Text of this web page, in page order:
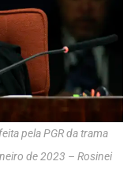
pela PGR da trama
de 2023 – Rosinei